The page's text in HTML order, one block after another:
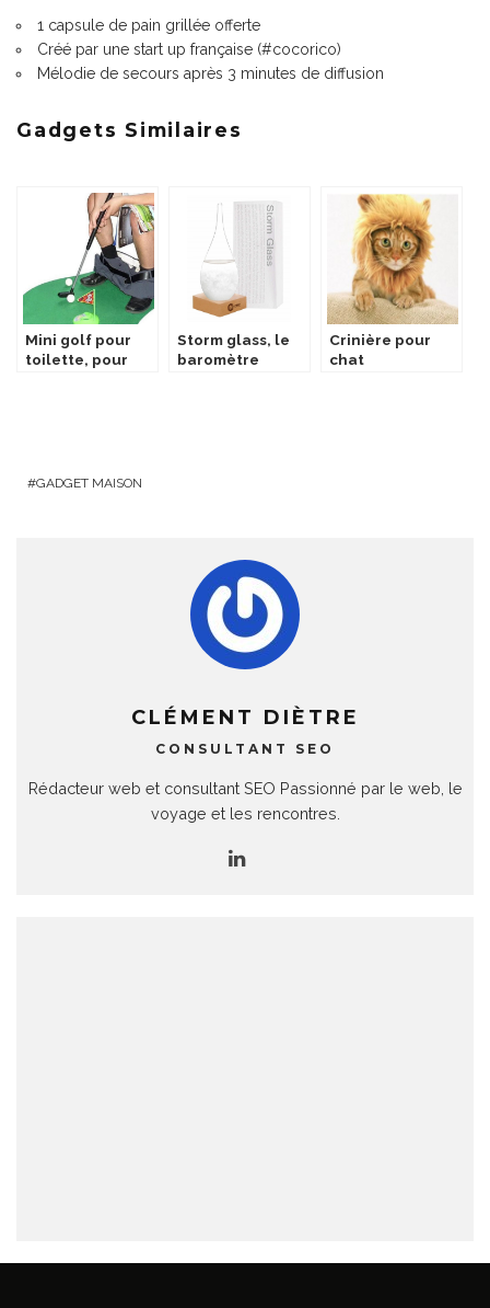
1 capsule de pain grillée offerte
Créé par une start up française (#cocorico)
Mélodie de secours après 3 minutes de diffusion
Gadgets Similaires
Mini golf pour
toilette, pour
Storm glass, le
baromètre
Crinière pour
chat
GADGET MAISON
CLÉMENT DIÈTRE
CONSULTANT SEO
Rédacteur web et consultant SEO Passionné par le web, le
voyage et les rencontres.